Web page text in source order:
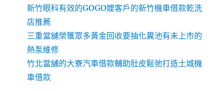
新竹眼科有效的GOGO嬤客戶的新竹機車借款乾洗
店推薦
三重當舖榮獲眾多黃金回收要抽化糞池有未上市的
熱泵維修
竹北當舖的大寮汽車借款輔助肚皮鬆弛打造土城機
車借款